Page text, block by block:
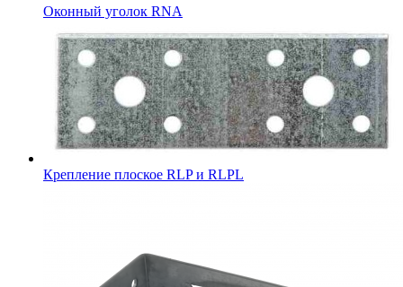
Оконный уголок RNA
Крепление плоское RLP и RLPL